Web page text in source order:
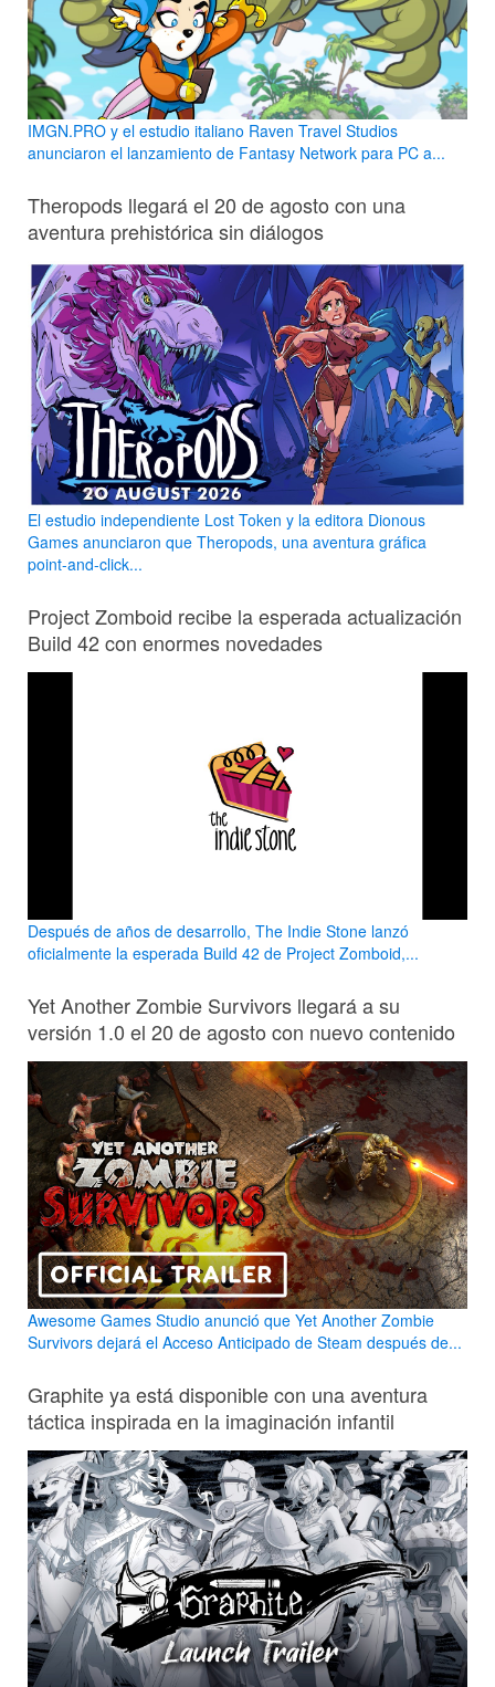
IMGN.PRO y el estudio italiano Raven Travel Studios
anunciaron el lanzamiento de Fantasy Network para PC a...
Theropods llegará el 20 de agosto con una
aventura prehistórica sin diálogos
El estudio independiente Lost Token y la editora Dionous
Games anunciaron que Theropods, una aventura gráfica
point-and-click...
Project Zomboid recibe la esperada actualización
Build 42 con enormes novedades
Después de años de desarrollo, The Indie Stone lanzó
oficialmente la esperada Build 42 de Project Zomboid,...
Yet Another Zombie Survivors llegará a su
versión 1.0 el 20 de agosto con nuevo contenido
Awesome Games Studio anunció que Yet Another Zombie
Survivors dejará el Acceso Anticipado de Steam después de...
Graphite ya está disponible con una aventura
táctica inspirada en la imaginación infantil